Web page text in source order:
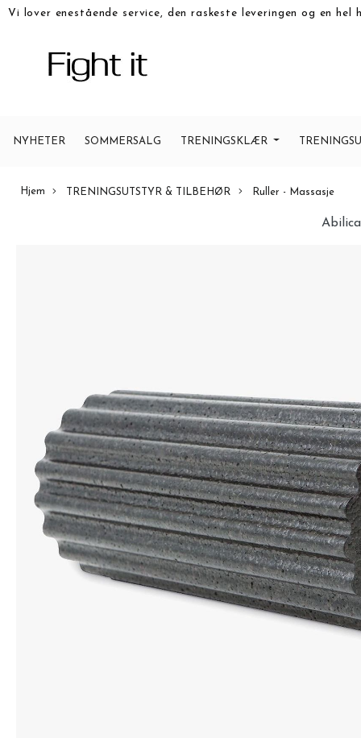
Vi lover enestående service, den raskeste leveringen og en
NYHETER SOMMERSALG TRENINGSKLÆR
Hjem TRENINGSUTSTYR & TILBEHØR Ruller - Massasje